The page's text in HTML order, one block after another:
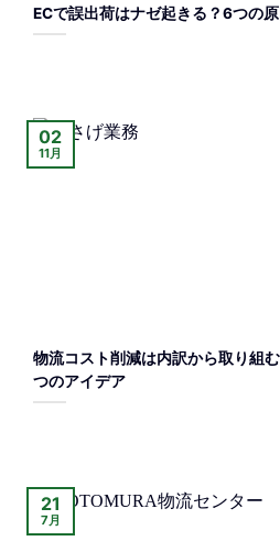
ECで誤出荷はナゼ起きる？6つの
物流コスト削減は内訳から取り組
つのアイデア
02
11月
21
7月